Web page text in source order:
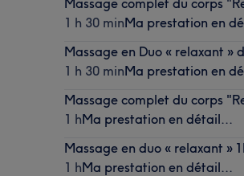
1 h 30 minMa prestation en
Massage en Duo « relaxant »
1 h 30 minMa prestation en
Massage complet du corps
1 hMa prestation en détail...
Massage en duo « relaxant »
1 hMa prestation en détail...